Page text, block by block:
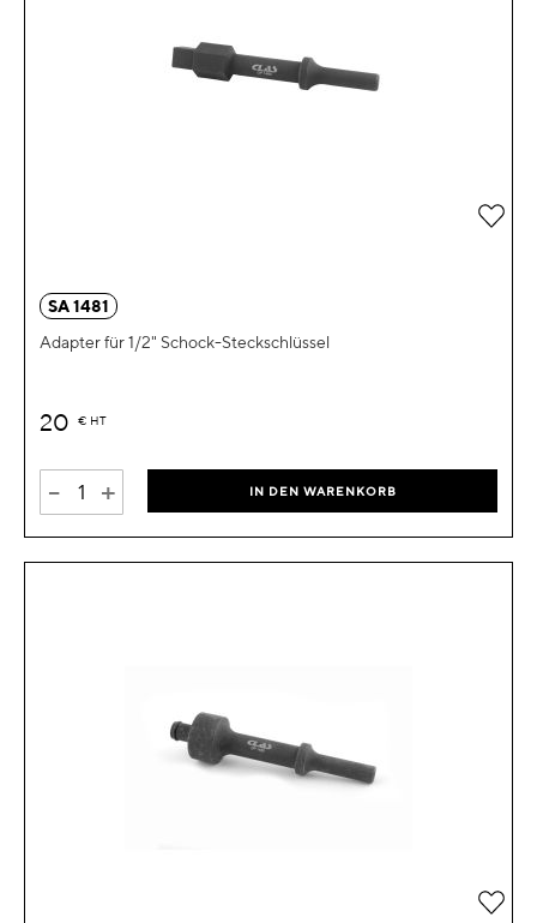
SA 1481
Adapter für 1/2" Schock-Steckschlüssel
20 € HT
- + IN DEN WARENKORB
Zur
Zur